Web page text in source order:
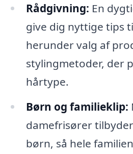
Rådgivning: En
give dig nyttige tips
herunder valg af
stylingmetoder, der
hårtype.
Børn og familieklip:
damefrisører
børn, så hele